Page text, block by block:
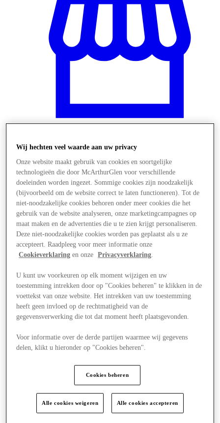
Wij hechten veel waarde aan uw privacy
Onze website maakt gebruik van cookies en soortgelijke
technologieën die door McArthurGlen voor verschillende
doeleinden worden ingezet. Sommige cookies zijn noodzakelijk
(bijvoorbeeld om de website correct te laten functioneren). Tot de
niet-noodzakelijke cookies behoren onder meer cookies die het
gebruik van de website analyseren, onze marketingcampagnes op
maat maken en de advertenties die u te zien krijgt personaliseren.
Deze niet-noodzakelijke cookies worden pas geplaatst als u ze
accepteert. Raadpleeg voor meer informatie onze
Cookieverklaring en onze Privacyverklaring.
U kunt uw voorkeuren op elk moment wijzigen en uw
toestemming intrekken door op "Cookies beheren" te klikken in de
voettekst van onze website. Het intrekken van uw toestemming
heeft geen invloed op de rechtmatigheid van de
gegevensverwerking die tot dat moment heeft plaatsgevonden.
Voor informatie over de derde partijen waarmee wij gegevens
delen, klikt u hieronder op "Cookies beheren".
Cookies beheren
Alle cookies weigeren Alle cookies accepteren